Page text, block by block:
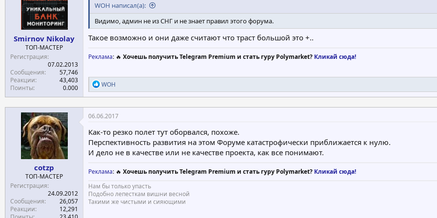
Smirnov Nikolay
ТОП-МАСТЕР
Регистрация
07.02.2013
Сообщения
57,746
Реакции
43,403
Поинты
0.000
WOH написал(а):
Видимо, админ не из СНГ и не знает правил этого форума.
Такое возможно и они даже считают что траст большой это +..
Реклама: 🔥 Хочешь получить Telegram Premium и стать гуру Polymarket? Кликай сюда!
Р
е
а
к
ц
и
и
WOH
cotzp
ТОП-МАСТЕР
Регистрация
24.09.2012
Сообщения
26,057
Реакции
12,291
06.06.2017
Как-то резко полет тут оборвался, похоже.
Перспективность развития на этом Форуме катастрофически приближается к нулю.
И дело не в качестве или не качестве проекта, как все понимают.
Реклама: 🔥 Хочешь получить Telegram Premium и стать гуру Polymarket? Кликай сюда!
Нам бы только упасть
Подобно лепесткам вишни весной
Такими же чистыми и сияющими